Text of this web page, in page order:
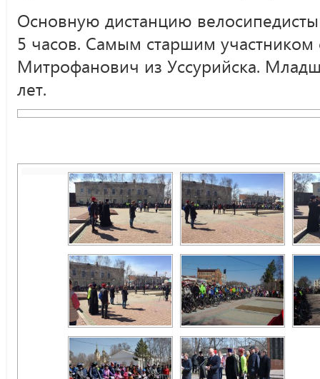
Основную дистанцию
5 часов. Самым старшим участником
Митрофанович из Уссурийска.
лет.